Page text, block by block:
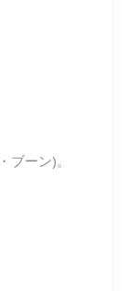
ーン)。